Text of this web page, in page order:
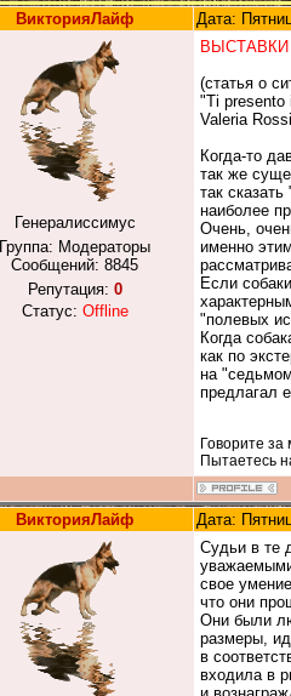
ВикторияЛайф Дата:
Генералиссимус
Группа: Модераторы
Сообщений: 8845
Репутация: 0
Статус: Offline
(статья о
"Ti presento
Valeria
Когда-то
так же
так
наиболее
Очень,
именно
Если
"полевых
Когда
как по
на
предлагал
Говорите
Пытаетесь
ВикторияЛайф Дата:
Судьи в те
свое
что они
Они были
размеры,
в
входила в